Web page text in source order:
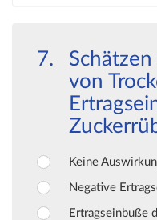
von
Keine
Negative
Ertragseinbuße